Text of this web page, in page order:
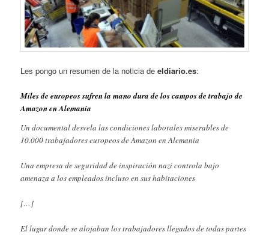
Les pongo un resumen de la noticia deeldiario.es:
Miles de europeos sufren la mano dura de los campos de trabajo de
Amazon en Alemania
Un documental desvela las condiciones laborales miserables de
10.000 trabajadores europeos de Amazon en Alemania
Una empresa de seguridad de inspiración nazi controla bajo
amenaza a los empleados incluso en sus habitaciones
[…]
El lugar donde se alojaban los trabajadores llegados de todas partes